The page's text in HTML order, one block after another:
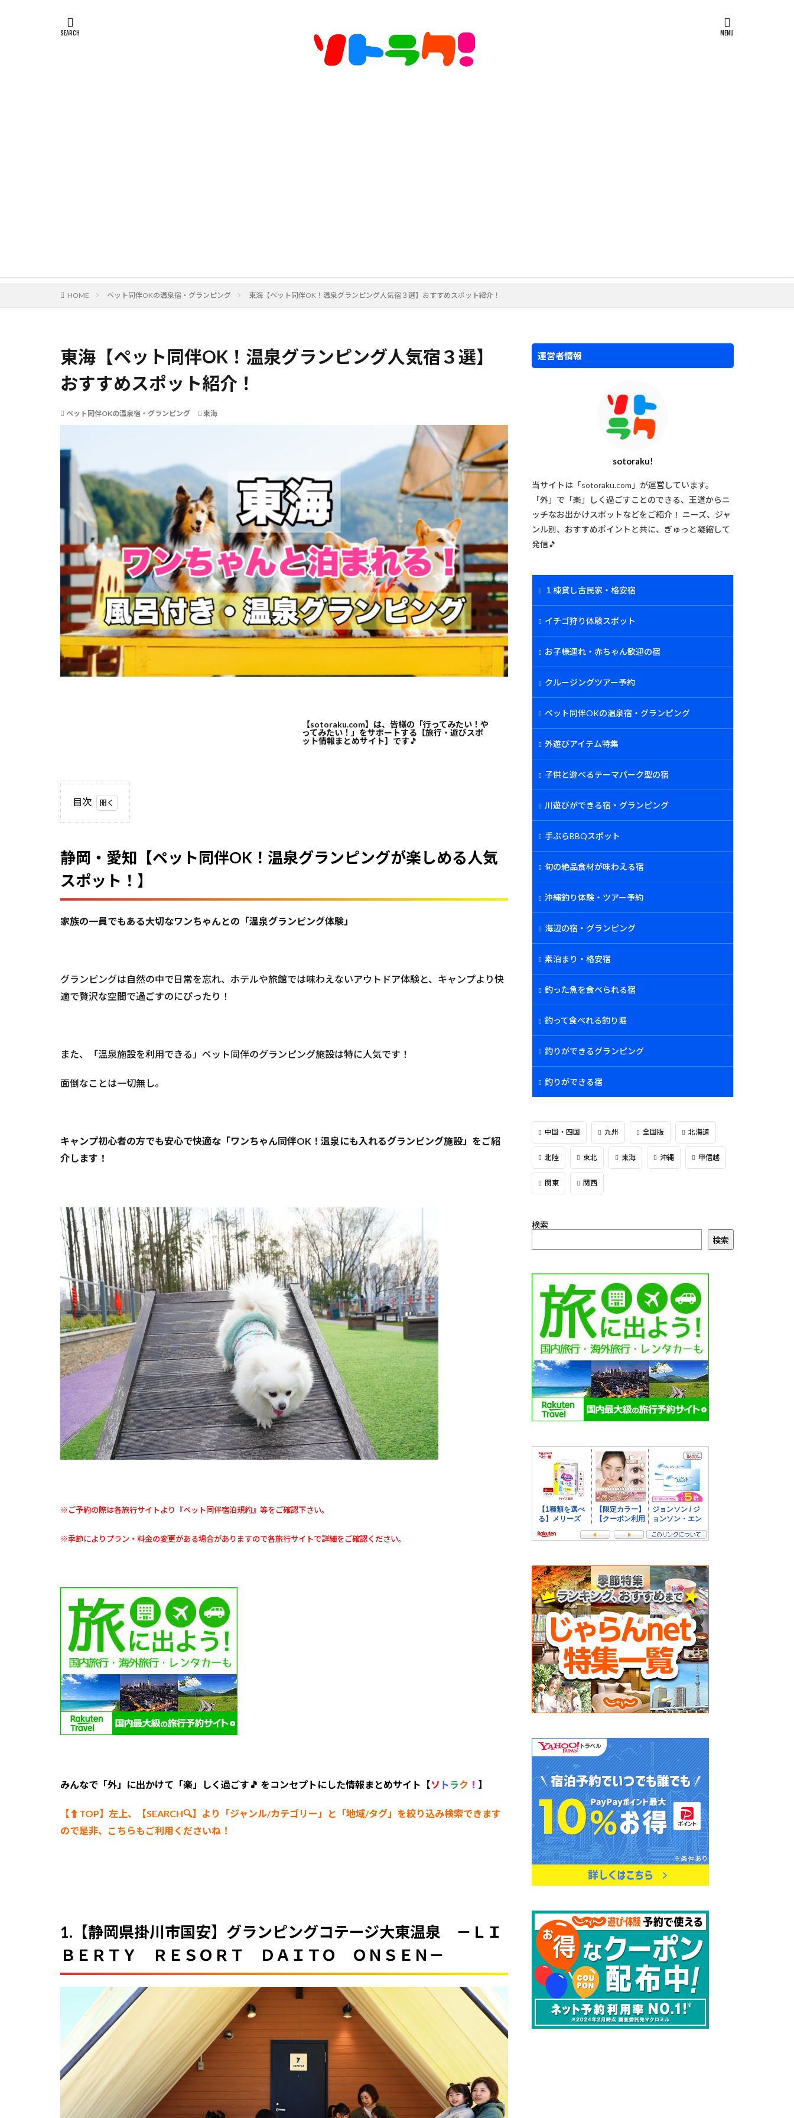
HOME ペット同伴OKの温泉宿・グランピング 東海【ペット同伴OK！温泉グランピング人気宿３選】おすすめスポット紹介！
東海【ペット同伴OK！温泉グランピング人気宿３選】
おすすめスポット紹介！
ペット同伴OKの温泉宿・グランピング 東海
【sotoraku.com】は、皆様の「行ってみたい！や
ってみたい！」をサポートする【旅行・遊びスポ
ット情報まとめサイト】です🎵
目次
ット同
OK！
ングが
1.
市国
グラ
ンピ
大東
温
泉
Ｔ
Ｙ
ＲＥ
ＳＯ
Ｒ
Ｔ
ＤＡ
ＩＴ
Ｏ
ＯＮ
ＳＥ
Ｎ－
3
伊豆
市月
ケ
瀬】
ＵＦ
ＬＬ
Ｅ
市】
湯本
館
5
快
適
に
ア
ウ
ト
喫
き
る
ペ
ピ
ン
グ
体
験
静岡・愛知【ペット同伴OK！温泉グランピングが楽しめる人気
スポット！】
家族の一員でもある大切なワンちゃんとの「温泉グランピング体験」
グランピングは自然の中で日常を忘れ、ホテルや旅館では味わえないアウトドア体験と、キャンプより快
適で贅沢な空間で過ごすのにぴったり！
また、「温泉施設を利用できる」ペット同伴のグランピング施設は特に人気です！
面倒なことは一切無し。
キャンプ初心者の方でも安心で快適な「ワンちゃん同伴OK！温泉にも入れるグランピング施設」をご紹
介します！
※ご予約の際は各旅行サイトより『ペット同伴宿泊規約』等をご確認下さい。
※季節によりプラン・料金の変更がある場合がありますので各旅行サイトで詳細をご確認ください。
みんなで「外」に出かけて「楽」しく過ごす🎵 をコンセプトにした情報まとめサイト【ソ ト ラク ！ 】
【⬆︎TOP】左上、【SEARCH🔍】より「ジャンル/カテゴリー 」と「地域/タグ」を絞り込み検索できます
ので是非、こちらもご利用くださいね！
1.【静岡県掛川市国安】グランピングコテージ大東温泉 －ＬＩ
ＢＥＲＴＹ ＲＥＳＯＲＴ ＤＡＩＴＯ ＯＮＳＥＮ－
運営者情報
sotoraku!
当サイトは「sotoraku.com」が運営しています。
「外」で「楽」しく過ごすことのできる、王道からニ
ッチなお出かけスポットなどをご紹介！ ニーズ、ジャ
ンル別、おすすめポイントと共に、ぎゅっと凝縮して
発信🎵
１棟貸し古民家・格安宿
イチゴ狩り体験スポット
お子様連れ・赤ちゃん歓迎の宿
クルージングツアー予約
ペット同伴OKの温泉宿・グランピング
外遊びアイテム特集
子供と遊べるテーマパーク型の宿
川遊びができる宿・グランピング
手ぶらBBQスポット
旬の絶品食材が味わえる宿
沖縄釣り体験・ツアー予約
海辺の宿・グランピング
素泊まり・格安宿
釣った魚を食べられる宿
釣って食べれる釣り堀
釣りができるグランピング
釣りができる宿
中国・四国 九州 全国版 北海道
北陸 東北 東海 沖縄 甲信越
関東 関西
検索
検索